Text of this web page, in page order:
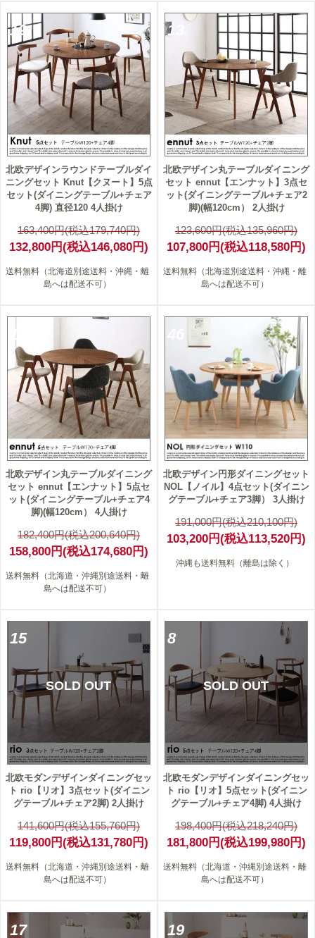
19
北欧デザインラウンドテーブルダイ
ニングセット Knut【クヌート】5点
セット(ダイニングテーブル+チェア
4脚) 直径120 4人掛け
163,400円(税込179,740円)
132,800円(税込146,080円)
送料無料（北海道別途送料・沖縄・離
島へは配送不可）
13
北欧デザイン丸テーブルダイニング
セット ennut【エンナット】3点セ
ット(ダイニングテーブル+チェア2
脚)(幅120cm） 2人掛け
123,600円(税込135,960円)
107,800円(税込118,580円)
送料無料（北海道別途送料・沖縄・離
島へは配送不可）
13
北欧デザイン丸テーブルダイニング
セット ennut【エンナット】5点セ
ット(ダイニングテーブル+チェア4
脚)(幅120cm） 4人掛け
182,400円(税込200,640円)
158,800円(税込174,680円)
送料無料（北海道・沖縄別途送料・離
島へは配送不可）
北欧デザイン円形ダイニングセット
NOL【ノイル】4点セット(ダイニン
グテーブル+チェア3脚） 3人掛け
191,000円(税込210,100円)
103,200円(税込113,520円)
沖縄も送料無料（離島は除く）
15
SOLD OUT
北欧モダンデザインダイニングセッ
ト rio【リオ】3点セット(ダイニン
グテーブル+チェア2脚) 2人掛け
141,600円(税込155,760円)
119,800円(税込131,780円)
送料無料（北海道・沖縄別途送料・離
島へは配送不可）
8
SOLD OUT
北欧モダンデザインダイニングセッ
ト rio【リオ】5点セット(ダイニン
グテーブル+チェア4脚) 4人掛け
198,400円(税込218,240円)
181,800円(税込199,980円)
送料無料（北海道・沖縄別途送料・離
島へは配送不可）
17 19